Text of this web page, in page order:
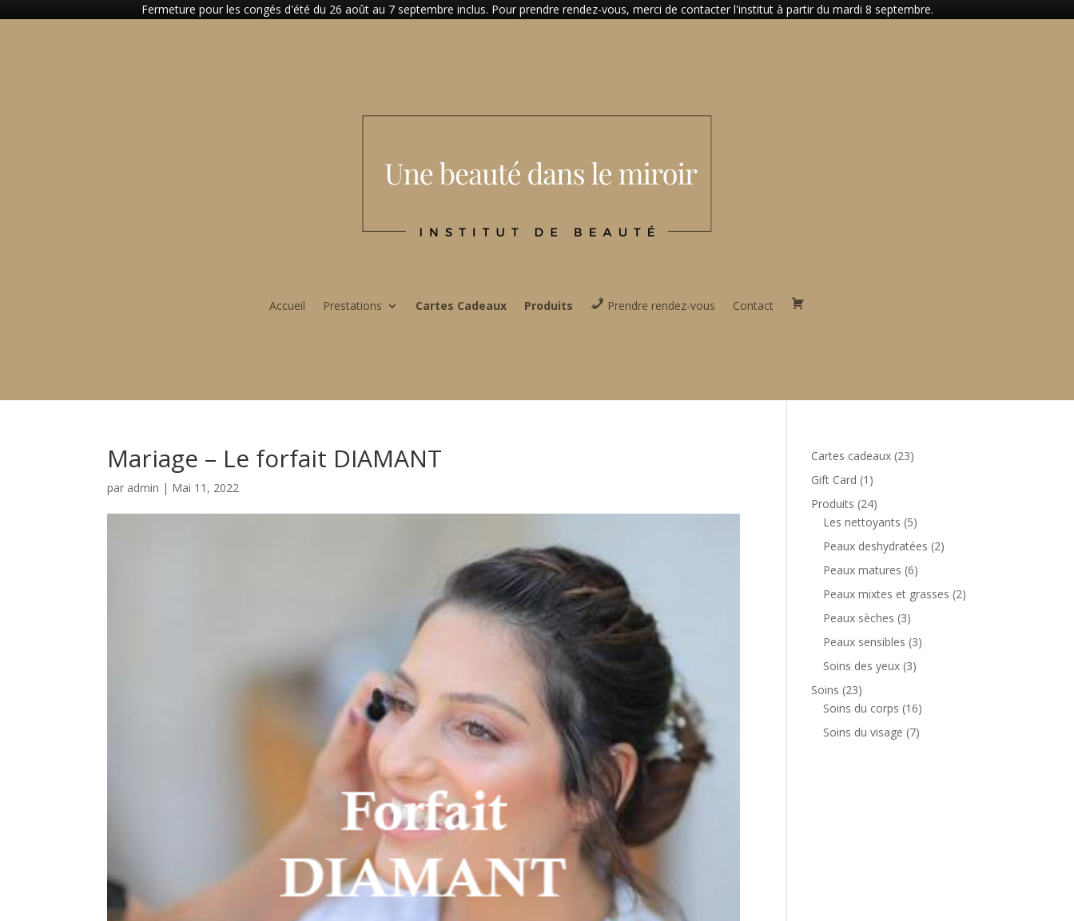
Fermeture pour les congés d'été du 26 août au 7 septembre inclus. Pour prendre rendez-vous, merci de contacter l'institut à partir du mardi 8 septembre.
Accueil Prestations Cartes Cadeaux Produits Prendre rendez-vous Contact Panier
Mariage – Le forfait DIAMANT
par admin | Mai 11, 2022
Cartes cadeaux 2323
Gift Card 1 1
produit
Produits 2424
produits
Les nettoyants 55
produits
Peaux deshydratées 22
Peaux matures 66
produits
Peaux mixtes et grasses 22
Peaux sèches 33
produits
Peaux sensibles 33
Soins des yeux 33
Soins 2323
produits
Soins du corps 1616
produits
Soins du visage 77